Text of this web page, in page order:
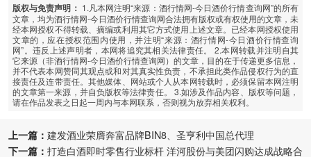
版权与免责声明： 1.凡本网注明“来源：酒行情网-今日酒价行情查询网”的所有
文章，均为酒行情网-今日酒价行情查询网合法拥有版权或有权使用的文章，未
经本网授权不得转载、摘编或利用其它方式使用上述文章。已经本网授权使用
文章的，应在授权范围内使用，并注明“来源：酒行情网-今日酒价行情查询
网”。违反上述声明者，本网将追究其相关法律责任。 2.本网转载并注明自其
它来源（非酒行情网-今日酒价行情查询网）的文章，目的在于传递更多信息，
并不代表本网赞同其观点或和对其真实性负责，不承担此类作品侵权行为的直
接责任及连带责任。其他媒体、网站或个人从本网转载时，必须保留本网注明
的文章第一来源，并自负版权等法律责任。 3.如涉及作品内容、版权等问题，
请在作品发表之日起一周内与本网联系，否则视为放弃相关权利。
上一篇： 建发酒业荣膺奔富品牌BIN8、圣亨利中国总代理
下一篇： 打造白酒即时零售行业标杆 洋河股份与美团闪购达成战略合